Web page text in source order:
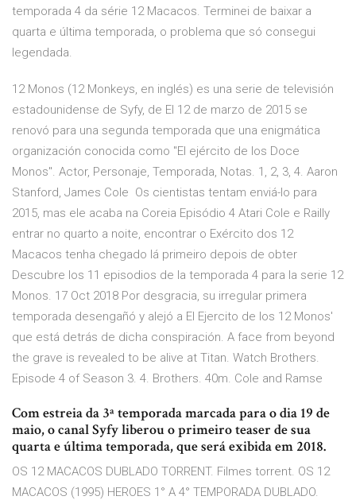
temporada 4 da série 12 Macacos. Terminei de baixar a
quarta e última temporada, o problema que só consegui
legendada.
12 Monos (12 Monkeys, en inglés) es una serie de televisión
estadounidense de Syfy, de El 12 de marzo de 2015 se
renovó para una segunda temporada que una enigmática
organización conocida como "El ejército de los Doce
Monos". Actor, Personaje, Temporada, Notas. 1, 2, 3, 4. Aaron
Stanford, James Cole Os cientistas tentam enviá-lo para
2015, mas ele acaba na Coreia Episódio 4 Atari Cole e Railly
entrar no quarto a noite, encontrar o Exército dos 12
Macacos tenha chegado lá primeiro depois de obter
Descubre los 11 episodios de la temporada 4 para la serie 12
Monos. 17 Oct 2018 Por desgracia, su irregular primera
temporada desengañó y alejó a El Ejercito de los 12 Monos'
que está detrás de dicha conspiración. A face from beyond
the grave is revealed to be alive at Titan. Watch Brothers.
Episode 4 of Season 3. 4. Brothers. 40m. Cole and Ramse
Com estreia da 3ª temporada marcada para o dia 19 de
maio, o canal Syfy liberou o primeiro teaser de sua
quarta e última temporada, que será exibida em 2018.
OS 12 MACACOS DUBLADO TORRENT. Filmes torrent. OS 12
MACACOS (1995) HEROES 1° A 4° TEMPORADA DUBLADO.